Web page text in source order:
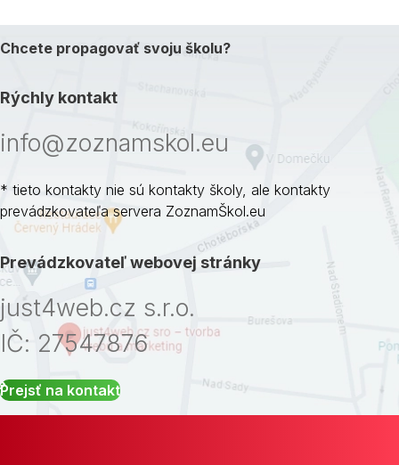
Chcete propagovať svoju školu?
Rýchly kontakt
info@zoznamskol.eu
* tieto kontakty nie sú kontakty školy, ale kontakty
prevádzkovateľa servera ZoznamŠkol.eu
Prevádzkovateľ webovej stránky
just4web.cz s.r.o.
IČ: 27547876
Prejsť na kontakt